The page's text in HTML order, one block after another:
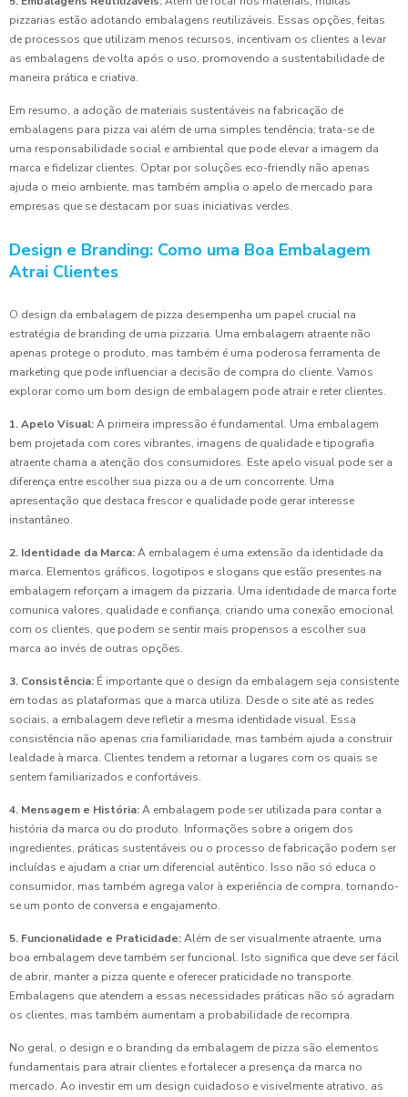
pizzarias estão adotando embalagens reutilizáveis. Essas opções, feitas
de processos que utilizam menos recursos, incentivam os clientes a levar
as embalagens de volta após o uso, promovendo a sustentabilidade de
maneira prática e criativa.
Em resumo, a adoção de materiais sustentáveis na fabricação de
embalagens para pizza vai além de uma simples tendência; trata-se de
uma responsabilidade social e ambiental que pode elevar a imagem da
marca e fidelizar clientes. Optar por soluções eco-friendly não apenas
ajuda o meio ambiente, mas também amplia o apelo de mercado para
empresas que se destacam por suas iniciativas verdes.
Design e Branding: Como uma Boa Embalagem
Atrai Clientes
O design da embalagem de pizza desempenha um papel crucial na
estratégia de branding de uma pizzaria. Uma embalagem atraente não
apenas protege o produto, mas também é uma poderosa ferramenta de
marketing que pode influenciar a decisão de compra do cliente. Vamos
explorar como um bom design de embalagem pode atrair e reter clientes.
1. Apelo Visual:A primeira impressão é fundamental. Uma embalagem
bem projetada com cores vibrantes, imagens de qualidade e tipografia
atraente chama a atenção dos consumidores. Este apelo visual pode ser a
diferença entre escolher sua pizza ou a de um concorrente. Uma
apresentação que destaca frescor e qualidade pode gerar interesse
instantâneo.
2. Identidade da Marca:A embalagem é uma extensão da identidade da
marca. Elementos gráficos, logotipos e slogans que estão presentes na
embalagem reforçam a imagem da pizzaria. Uma identidade de marca forte
comunica valores, qualidade e confiança, criando uma conexão emocional
com os clientes, que podem se sentir mais propensos a escolher sua
marca ao invés de outras opções.
3. Consistência: É importante que o design da embalagem seja consistente
em todas as plataformas que a marca utiliza. Desde o site até as redes
sociais, a embalagem deve refletir a mesma identidade visual. Essa
consistência não apenas cria familiaridade, mas também ajuda a construir
lealdade à marca. Clientes tendem a retornar a lugares com os quais se
sentem familiarizados e confortáveis.
4. Mensagem e História:A embalagem pode ser utilizada para contar a
história da marca ou do produto. Informações sobre a origem dos
ingredientes, práticas sustentáveis ou o processo de fabricação podem ser
incluídas e ajudam a criar um diferencial autêntico. Isso não só educa o
consumidor, mas também agrega valor à experiência de compra, tornando-
se um ponto de conversa e engajamento.
5. Funcionalidade e Praticidade:Além de ser visualmente atraente, uma
boa embalagem deve também ser funcional. Isto significa que deve ser fácil
de abrir, manter a pizza quente e oferecer praticidade no transporte.
Embalagens que atendem a essas necessidades práticas não só agradam
os clientes, mas também aumentam a probabilidade de recompra.
No geral, o design e o branding da embalagem de pizza são elementos
fundamentais para atrair clientes e fortalecer a presença da marca no
mercado. Ao investir em um design cuidadoso e visivelmente atrativo, as